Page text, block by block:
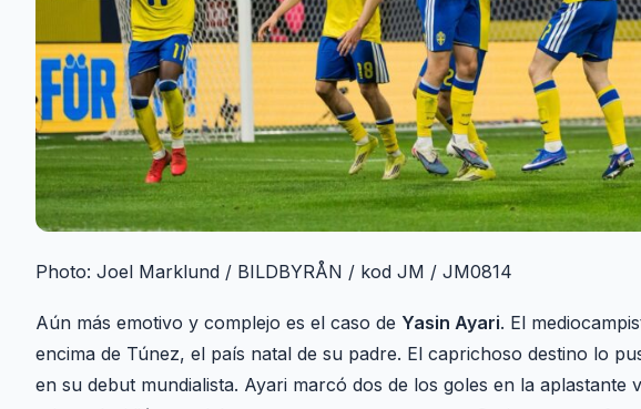
Photo: Joel Marklund / BILDBYRÅN / kod JM / JM0814
Aún más emotivo y complejo es el caso de Yasin Ayari. El
encima de Túnez, el país natal de su padre. El caprichoso destino lo
en su debut mundialista. Ayari marcó dos de los goles en la